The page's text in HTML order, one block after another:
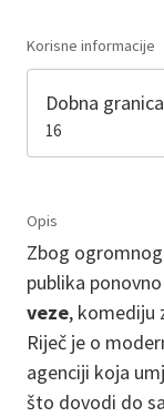
Korisne informacije
Dobna
16
Opis
Zbog
publika
veze, komediju
Riječ je o
agenciji koja
što dovodi do